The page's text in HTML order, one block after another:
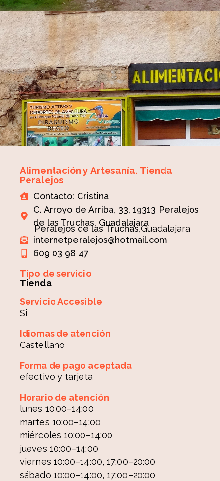
Alimentación y Artesanía. Tienda
Peralejos
Contacto: Cristina
C. Arroyo de Arriba, 33, 19313 Peralejos
de las Truchas, Guadalajara
Peralejos de las Truchas,Guadalajara
internetperalejos@hotmail.com
609 03 98 47
Tipo de servicio
Tienda
Servicio Accesible
Si
Idiomas de atención
Castellano
Forma de pago aceptada
efectivo y tarjeta
Horario de atención
lunes 10:00–14:00
martes 10:00–14:00
miércoles 10:00–14:00
jueves 10:00–14:00
viernes 10:00–14:00, 17:00–20:00
sábado 10:00–14:00, 17:00–20:00